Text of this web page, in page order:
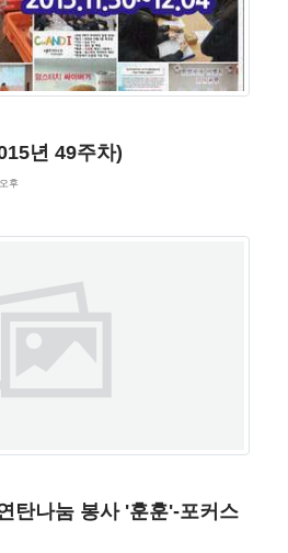
년 49주차)
후
탄나눔 봉사 '훈훈'-포커스